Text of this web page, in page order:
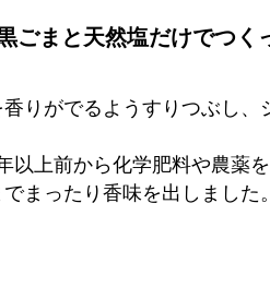
ごまと天然塩だけでつく
りがでるようすりつぶし、
以上前から化学肥料や農薬
まったり香味を出しました